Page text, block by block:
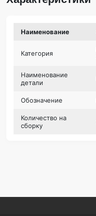
Наименование
Категория
Наименование
детали
Обозначение
Количество на
сборку